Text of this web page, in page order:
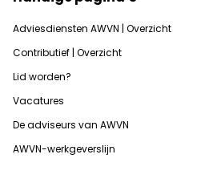
Adviesdiensten AWVN | Overzicht
Contributief | Overzicht
Lid worden?
Vacatures
De adviseurs van AWVN
AWVN-werkgeverslijn